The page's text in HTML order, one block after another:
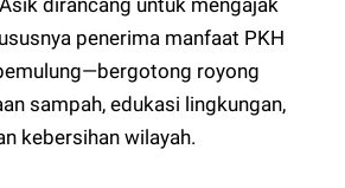
dirancang untuk mengajak
penerima manfaat PKH
royong
sampah, edukasi lingkungan,
kebersihan wilayah.